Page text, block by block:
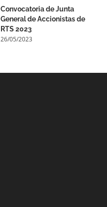
Convocatoria de Junta
General de Accionistas de
RTS 2023
26/05/2023